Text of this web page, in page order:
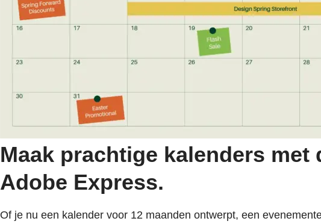
Maak prachtige kalenders
Adobe Express.
Of je nu een kalender voor 12 maanden ontwerpt, een